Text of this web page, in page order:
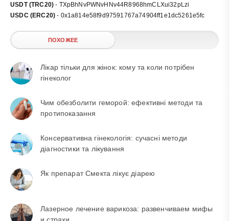
USDT (TRC20) - TXpBhNvPWNvHNv44R8968hmCLXui32pLzi
USDC (ERC20) - 0x1a814e58f9d97591767a74904ff1e1dc5261e5fc
ПОХОЖЕЕ
Лікар тільки для жінок: кому та коли потрібен
гінеколог
Чим обезболити геморой: ефективні методи та
протипоказання
Консервативна гінекологія: сучасні методи
діагностики та лікування
Як препарат Смекта лікує діарею
Лазерное лечение варикоза: развенчиваем мифы